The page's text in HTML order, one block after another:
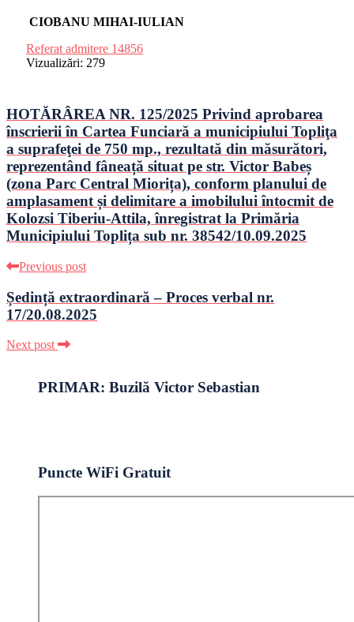
CIOBANU MIHAI-IULIAN
Referat admitere 14856
Vizualizări: 279
HOTĂRÂREA NR. 125/2025 Privind aprobarea
înscrierii în Cartea Funciară a municipiului Topliţa
a suprafeţei de 750 mp., rezultată din măsurători,
reprezentând fâneață situat pe str. Victor Babeș
(zona Parc Central Miorița), conform planului de
amplasament și delimitare a imobilului întocmit de
Kolozsi Tiberiu-Attila, înregistrat la Primăria
Municipiului Toplița sub nr. 38542/10.09.2025
Previous post
Ședință extraordinară – Proces verbal nr.
17/20.08.2025
Next post
PRIMAR: Buzilă Victor Sebastian
Puncte WiFi Gratuit